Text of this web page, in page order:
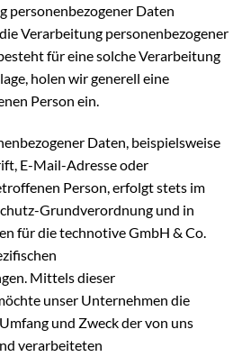
personenbezogener Daten
Verarbeitung personenbezogener
für eine solche Verarbeitung
holen wir generell eine
Person ein.
Daten, beispielsweise
E-Mail-Adresse oder
Person, erfolgt stets im
Grundverordnung und in
für die technotive GmbH & Co.
Mittels dieser
unser Unternehmen die
und Zweck der von uns
verarbeiteten